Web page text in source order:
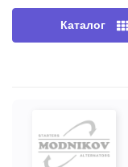
Каталог